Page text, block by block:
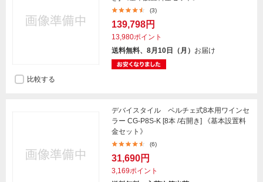
(3)
139,798円
13,980ポイント
送料無料、8月10日（月） お届け
比較する
デバイスタイル ペルチェ式8本用ワインセ
ラー CG-P8S-K [8本 /右開き] 《基本設置料
金セット》
(6)
31,690円
3,169ポイント